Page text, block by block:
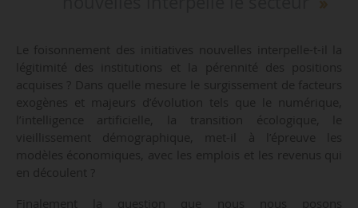
Le foisonnement des initiatives nouvelles interpelle-t-il la
légitimité des institutions et la pérennité des positions
acquises ? Dans quelle mesure le surgissement de facteurs
exogènes et majeurs d’évolution tels que le numérique,
l’intelligence artificielle, la transition écologique, le
vieillissement démographique, met-il à l’épreuve les
modèles économiques, avec les emplois et les revenus qui
en découlent ?
Finalement la question que nous nous posons